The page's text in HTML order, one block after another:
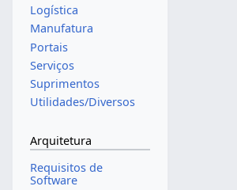
Logística
Manufatura
Portais
Serviços
Suprimentos
Utilidades/Diversos
Arquitetura
Requisitos de
Software